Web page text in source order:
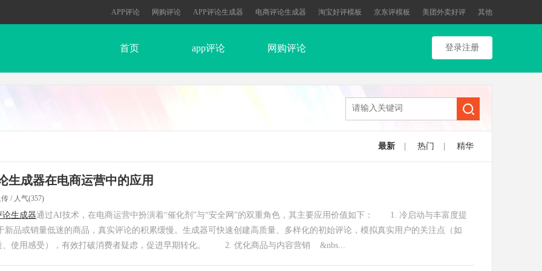
APP评论 网购评论 APP评论生成器 电商评论生成器 淘宝好评模板 京东评模板 美团外卖好评 其他
首页 app评论 网购评论 登录注册
最新 热门 精华
生成器在电商运营中的应用
/ 人气(357)
论生成器通过AI技术，在电商运营中扮演着“催化剂”与“安全网”的双重角色，其主要应用价值如下： 1. 冷启动与丰富度提
或销量低迷的商品，真实评论的积累缓慢。生成器可快速创建高质量、多样化的初始评论，模拟真实用户的关注点（如
、使用感受），有效打破消费者疑虑，促进早期转化。 2. 优化商品与内容营销 &nbs...